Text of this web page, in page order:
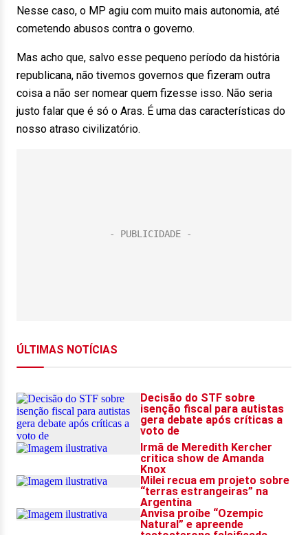
Nesse caso, o MP agiu com muito mais autonomia, até
cometendo abusos contra o governo.
Mas acho que, salvo esse pequeno período da história
republicana, não tivemos governos que fizeram outra
coisa a não ser nomear quem fizesse isso. Não seria
justo falar que é só o Aras. É uma das características do
nosso atraso civilizatório.